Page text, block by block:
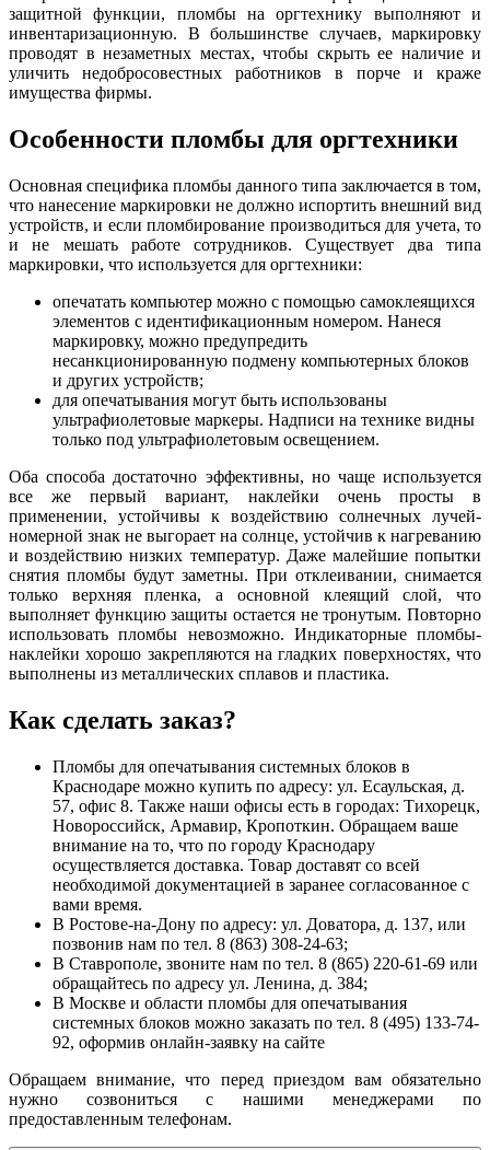
защитной функции, пломбы на оргтехнику выполняют и
инвентаризационную. В большинстве случаев, маркировку
проводят в незаметных местах, чтобы скрыть ее наличие и
уличить недобросовестных работников в порче и краже
имущества фирмы.
Особенности пломбы для оргтехники
Основная специфика пломбы данного типа заключается в том,
что нанесение маркировки не должно испортить внешний вид
устройств, и если пломбирование производиться для учета, то
и не мешать работе сотрудников. Существует два типа
маркировки, что используется для оргтехники:
опечатать компьютер можно с помощью самоклеящихся
элементов с идентификационным номером. Нанеся
маркировку, можно предупредить
несанкционированную подмену компьютерных блоков
и других устройств;
для опечатывания могут быть использованы
ультрафиолетовые маркеры. Надписи на технике видны
только под ультрафиолетовым освещением.
Оба способа достаточно эффективны, но чаще используется
все же первый вариант, наклейки очень просты в
применении, устойчивы к воздействию солнечных лучей-
номерной знак не выгорает на солнце, устойчив к нагреванию
и воздействию низких температур. Даже малейшие попытки
снятия пломбы будут заметны. При отклеивании, снимается
только верхняя пленка, а основной клеящий слой, что
выполняет функцию защиты остается не тронутым. Повторно
использовать пломбы невозможно. Индикаторные пломбы-
наклейки хорошо закрепляются на гладких поверхностях, что
выполнены из металлических сплавов и пластика.
Как сделать заказ?
Пломбы для опечатывания системных блоков в
Краснодаре можно купить по адресу: ул. Есаульская, д.
57, офис 8. Также наши офисы есть в городах: Тихорецк,
Новороссийск, Армавир, Кропоткин. Обращаем ваше
внимание на то, что по городу Краснодару
осуществляется доставка. Товар доставят со всей
необходимой документацией в заранее согласованное с
вами время.
В Ростове-на-Дону по адресу: ул. Доватора, д. 137, или
позвонив нам по тел. 8 (863) 308-24-63;
В Ставрополе, звоните нам по тел. 8 (865) 220-61-69 или
обращайтесь по адресу ул. Ленина, д. 384;
В Москве и области пломбы для опечатывания
системных блоков можно заказать по тел. 8 (495) 133-74-
92, оформив онлайн-заявку на сайте
Обращаем внимание, что перед приездом вам обязательно
нужно созвониться с нашими менеджерами по
предоставленным телефонам.